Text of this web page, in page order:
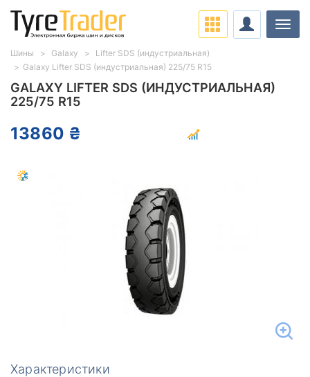
GALAXY LIFTER SDS (ИНДУСТРИАЛЬНАЯ)
225/75 R15
13860 ₴
Характеристики
Шины Galaxy
Lifter SDS (индустриальная)
Galaxy Lifter SDS (индустриальная) 225/75 R15